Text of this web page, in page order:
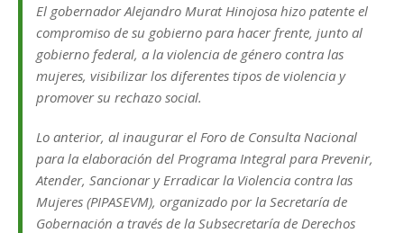
El gobernador Alejandro Murat Hinojosa hizo patente el
compromiso de su gobierno para hacer frente, junto al
gobierno federal, a la violencia de género contra las
mujeres, visibilizar los diferentes tipos de violencia y
promover su rechazo social.
Lo anterior, al inaugurar el Foro de Consulta Nacional
para la elaboración del Programa Integral para Prevenir,
Atender, Sancionar y Erradicar la Violencia contra las
Mujeres (PIPASEVM), organizado por la Secretaría de
Gobernación a través de la Subsecretaría de Derechos